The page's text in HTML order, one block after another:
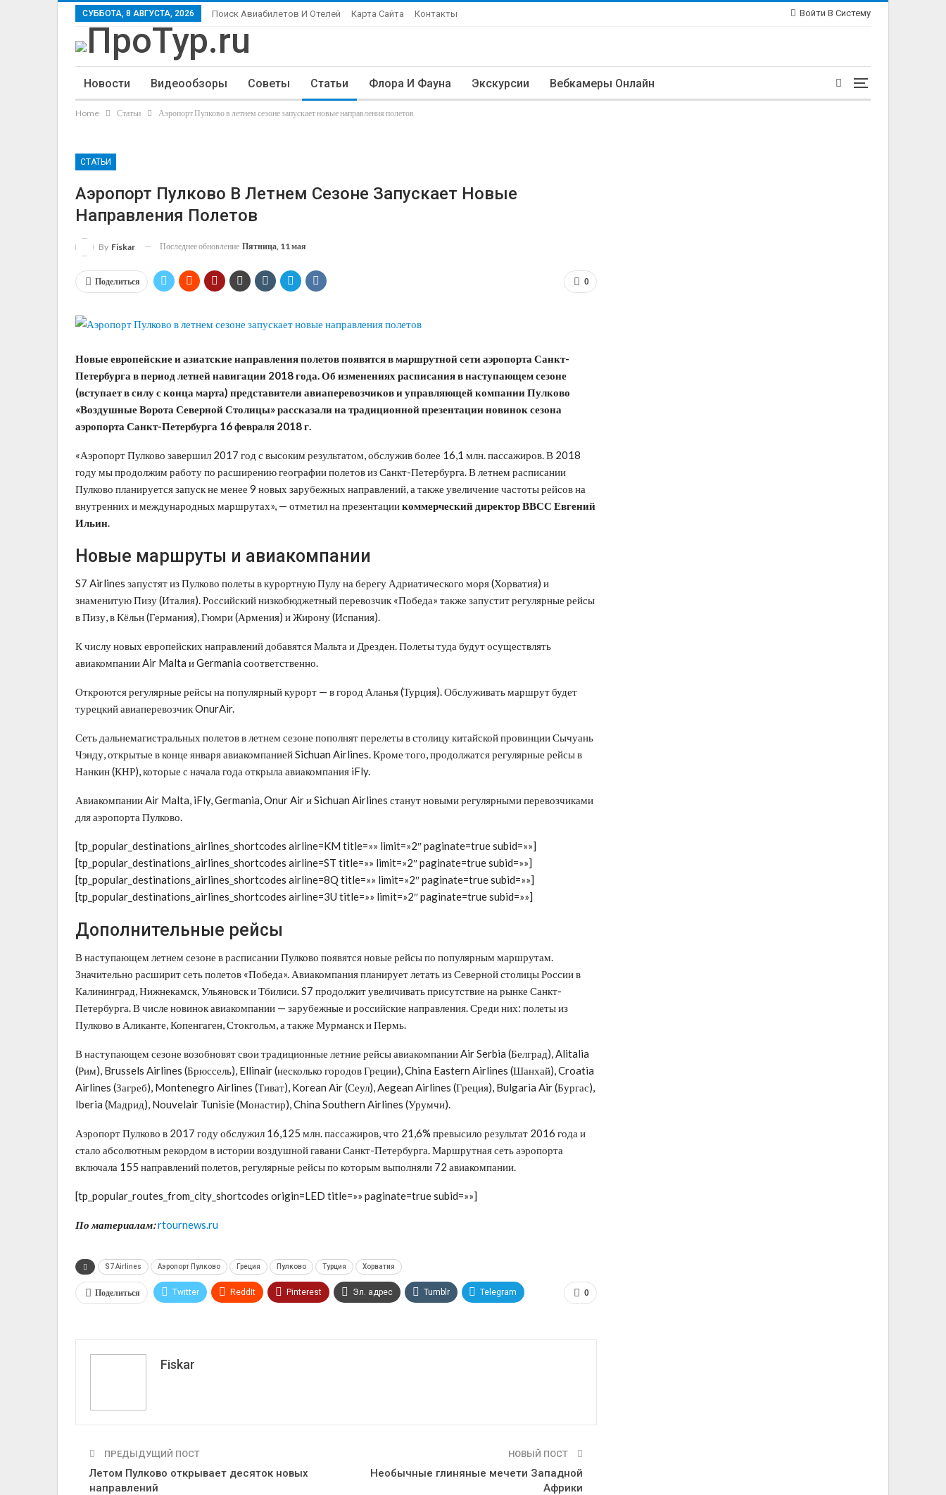
Войти В Систему
СУББОТА, 8 АВГУСТА, 2026 Поиск Авиабилетов И Отелей Карта Сайта Контакты
Новости Видеообзоры Советы Статьи Флора И Фауна Экскурсии Вебкамеры Онлайн
Home Статьи Аэропорт Пулково в летнем сезоне запускает новые направления полетов
СТАТЬИ
Аэропорт Пулково В Летнем Сезоне Запускает Новые
Направления Полетов
By Fiskar Последнее обновление Пятница, 11 мая
0
Поделиться
Новые европейские и азиатские направления полетов появятся в маршрутной сети аэропорта Санкт-
Петербурга в период летней навигации 2018 года. Об изменениях расписания в наступающем сезоне
(вступает в силу с конца марта) представители авиаперевозчиков и управляющей компании Пулково
«Воздушные Ворота Северной Столицы» рассказали на традиционной презентации новинок сезона
аэропорта Санкт-Петербурга 16 февраля 2018 г.
«Аэропорт Пулково завершил 2017 год с высоким результатом, обслужив более 16,1 млн. пассажиров. В 2018
году мы продолжим работу по расширению географии полетов из Санкт-Петербурга. В летнем расписании
Пулково планируется запуск не менее 9 новых зарубежных направлений, а также увеличение частоты рейсов на
внутренних и международных маршрутах», — отметил на презентациикоммерческий директор ВВСС Евгений
Ильин.
Новые маршруты и авиакомпании
S7 Airlines запустят из Пулково полеты в курортную Пулу на берегу Адриатического моря (Хорватия) и
знаменитую Пизу (Италия). Российский низкобюджетный перевозчик «Победа» также запустит регулярные рейсы
в Пизу, в Кёльн (Германия), Гюмри (Армения) и Жирону (Испания).
К числу новых европейских направлений добавятся Мальта и Дрезден. Полеты туда будут осуществлять
авиакомпании Air Malta и Germania соответственно.
Откроются регулярные рейсы на популярный курорт — в город Аланья (Турция). Обслуживать маршрут будет
турецкий авиаперевозчик OnurAir.
Сеть дальнемагистральных полетов в летнем сезоне пополнят перелеты в столицу китайской провинции Сычуань
Чэнду, открытые в конце января авиакомпанией Sichuan Airlines. Кроме того, продолжатся регулярные рейсы в
Нанкин (КНР), которые с начала года открыла авиакомпания iFly.
Авиакомпании Air Malta, iFly, Germania, Onur Air и Sichuan Airlines станут новыми регулярными перевозчиками
для аэропорта Пулково.
[tp_popular_destinations_airlines_shortcodes airline=KM title=»» limit=»2″ paginate=true subid=»»]
[tp_popular_destinations_airlines_shortcodes airline=ST title=»» limit=»2″ paginate=true subid=»»]
[tp_popular_destinations_airlines_shortcodes airline=8Q title=»» limit=»2″ paginate=true subid=»»]
[tp_popular_destinations_airlines_shortcodes airline=3U title=»» limit=»2″ paginate=true subid=»»]
Дополнительные рейсы
В наступающем летнем сезоне в расписании Пулково появятся новые рейсы по популярным маршрутам.
Значительно расширит сеть полетов «Победа». Авиакомпания планирует летать из Северной столицы России в
Калининград, Нижнекамск, Ульяновск и Тбилиси. S7 продолжит увеличивать присутствие на рынке Санкт-
Петербурга. В числе новинок авиакомпании — зарубежные и российские направления. Среди них: полеты из
Пулково в Аликанте, Копенгаген, Стокгольм, а также Мурманск и Пермь.
В наступающем сезоне возобновят свои традиционные летние рейсы авиакомпании Air Serbia (Белград), Alitalia
(Рим), Brussels Airlines (Брюссель), Ellinair (несколько городов Греции), China Eastern Airlines (Шанхай), Croatia
Airlines (Загреб), Montenegro Airlines (Тиват), Korean Air (Сеул), Aegean Airlines (Греция), Bulgaria Air (Бургас),
Iberia (Мадрид), Nouvelair Tunisie (Монастир), China Southern Airlines (Урумчи).
Аэропорт Пулково в 2017 году обслужил 16,125 млн. пассажиров, что 21,6% превысило результат 2016 года и
стало абсолютным рекордом в истории воздушной гавани Санкт-Петербурга. Маршрутная сеть аэропорта
включала 155 направлений полетов, регулярные рейсы по которым выполняли 72 авиакомпании.
[tp_popular_routes_from_city_shortcodes origin=LED title=»» paginate=true subid=»»]
По материалам:rtournews.ru
S7 Airlines Аэропорт Пулково Греция Пулково Турция Хорватия
0
Поделиться Twitter ReddIt Pinterest Эл. адрес Tumblr Telegram
Fiskar
ПРЕДЫДУЩИЙ ПОСТ
Летом Пулково открывает десяток новых
направлений
НОВЫЙ ПОСТ
Необычные глиняные мечети Западной
Африки